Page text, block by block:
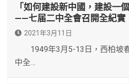
「如何建設新中國，建設一
——七届二中全會召開全紀實
2021年3月11日
1949年3月5-13日，西柏坡
中全…